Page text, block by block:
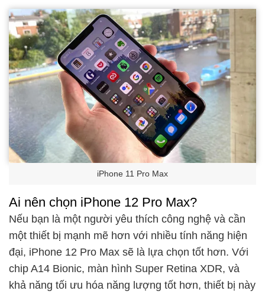
iPhone 11 Pro Max
Ai nên chọn iPhone 12 Pro Max?
Nếu bạn là một người yêu thích công nghệ và cần
một thiết bị mạnh mẽ hơn với nhiều tính năng hiện
đại, iPhone 12 Pro Max sẽ là lựa chọn tốt hơn. Với
chip A14 Bionic, màn hình Super Retina XDR, và
khả năng tối ưu hóa năng lượng tốt hơn, thiết bị này